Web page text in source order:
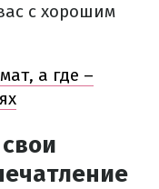
с хорошим
а где –